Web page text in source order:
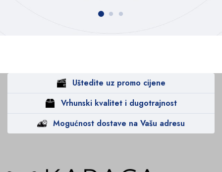
Uštedite uz promo cijene
Vrhunski kvalitet i dugotrajnost
Mogućnost dostave na Vašu adresu